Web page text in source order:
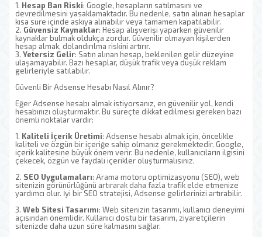
1. Hesap Ban Riski: Google, hesapların satılmasını ve
devredilmesini yasaklamaktadır. Bu nedenle, satın alınan hesaplar
kısa süre içinde askıya alınabilir veya tamamen kapatılabilir.
2. Güvensiz Kaynaklar: Hesap alışverişi yaparken güvenilir
kaynaklar bulmak oldukça zordur. Güvenilir olmayan kişilerden
hesap almak, dolandırılma riskini artırır.
3. Yetersiz Gelir: Satın alınan hesap, beklenilen gelir düzeyine
ulaşamayabilir. Bazı hesaplar, düşük trafik veya düşük reklam
gelirleriyle satılabilir.
Güvenli Bir Adsense Hesabı Nasıl Alınır?
Eğer Adsense hesabı almak istiyorsanız, en güvenilir yol, kendi
hesabınızı oluşturmaktır. Bu süreçte dikkat edilmesi gereken bazı
önemli noktalar vardır:
1. Kaliteli İçerik Üretimi: Adsense hesabı almak için, öncelikle
kaliteli ve özgün bir içeriğe sahip olmanız gerekmektedir. Google,
içerik kalitesine büyük önem verir. Bu nedenle, kullanıcıların ilgisini
çekecek, özgün ve faydalı içerikler oluşturmalısınız.
2. SEO Uygulamaları: Arama motoru optimizasyonu (SEO), web
sitenizin görünürlüğünü artırarak daha fazla trafik elde etmenize
yardımcı olur. İyi bir SEO stratejisi, Adsense gelirlerinizi artırabilir.
3. Web Sitesi Tasarımı: Web sitenizin tasarımı, kullanıcı deneyimi
açısından önemlidir. Kullanıcı dostu bir tasarım, ziyaretçilerin
sitenizde daha uzun süre kalmasını sağlar.